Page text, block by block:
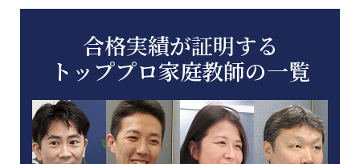
合格実績が証明する
トッププロ家庭教師の一覧